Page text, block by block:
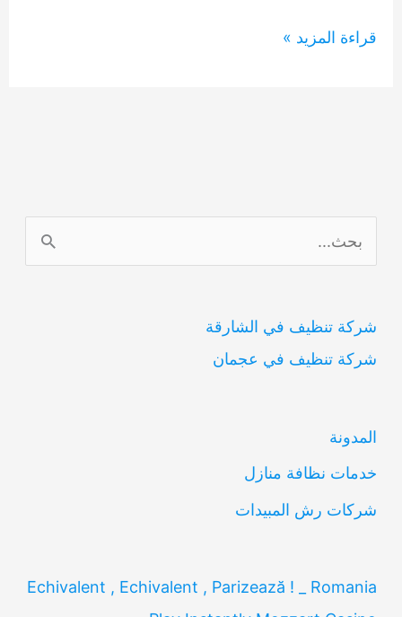
شركة
قراءة المزيد »
ل
ح
ث
شركة تنظيف في الشارقة
شركة تنظيف في عجمان
المدونة
خدمات نظافة منازل
شركات رش المبيدات
Echivalent , Echivalent , Parizează ! _ Romania